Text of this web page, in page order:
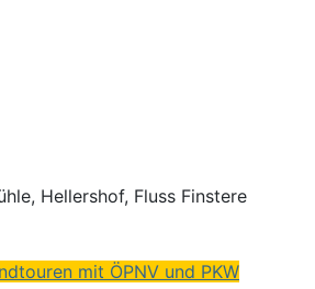
Hellershof, Fluss Finstere
mit ÖPNV und PKW